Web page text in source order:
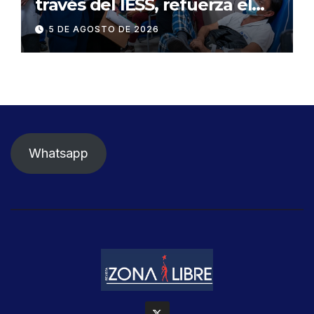
través del IESS, refuerza el
abastecimiento de insulina
en 86 establecimientos de
salud
5 DE AGOSTO DE 2026
Whatsapp